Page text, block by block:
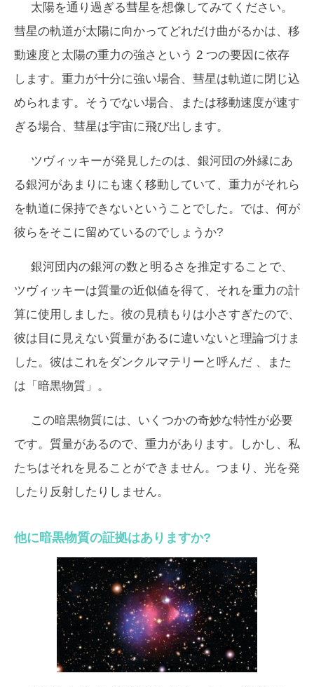
太陽を通り過ぎる彗星を想像してみてください。
彗星の軌道が太陽に向かってどれだけ曲がるかは、移
動速度と太陽の重力の強さという 2 つの要因に依存
します。重力が十分に強い場合、彗星は軌道に閉じ込
められます。そうでない場合、または移動速度が速す
ぎる場合、彗星は宇宙に飛び出します。
ツヴィッキーが発見したのは、銀河団の外縁にあ
る銀河があまりにも速く移動していて、重力がそれら
を軌道に保持できないということでした。では、何が
彼らをそこに留めているのでしょうか?
銀河団内の銀河の数と明るさを推定することで、
ツヴィッキーは質量の近似値を得て、それを重力の計
算に使用しました。彼の見積もりは小さすぎたので、
彼は目に見えない質量があるに違いないと理論づけま
した。彼はこれをダンクルマテリー と呼んだ 、また
は「暗黒物質」。
この暗黒物質には、いくつかの奇妙な特性が必要
です。質量があるので、重力があります。しかし、私
たちはそれを見ることができません。つまり、光を発
したり反射したりしません。
他に暗黒物質の証拠はありますか?